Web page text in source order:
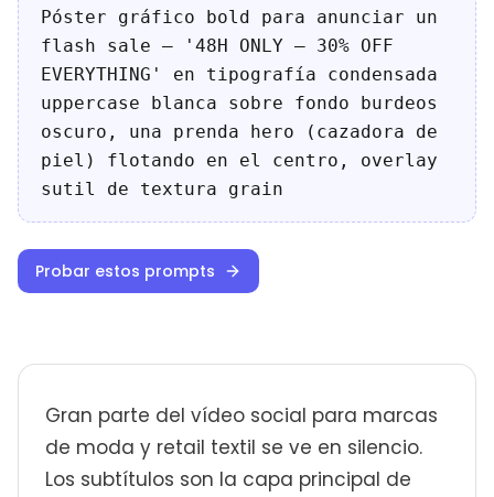
Póster gráfico bold para anunciar un
flash sale — '48H ONLY — 30% OFF
EVERYTHING' en tipografía condensada
uppercase blanca sobre fondo burdeos
oscuro, una prenda hero (cazadora de
piel) flotando en el centro, overlay
sutil de textura grain
Probar estos prompts
Gran parte del vídeo social para marcas
de moda y retail textil se ve en silencio.
Los subtítulos son la capa principal de